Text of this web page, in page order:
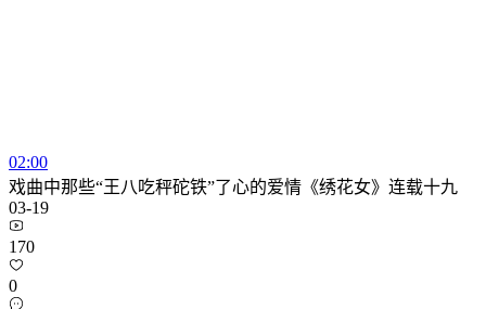
02:00
戏曲中那些“王八吃秤砣铁”了心的爱情《绣花女》连载十九
03-19
170
0